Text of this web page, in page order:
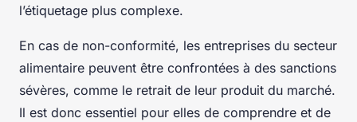
l’étiquetage plus complexe.
En cas de non-conformité, les entreprises du secteur
alimentaire peuvent être confrontées à des sanctions
sévères, comme le retrait de leur produit du marché.
Il est donc essentiel pour elles de comprendre et de